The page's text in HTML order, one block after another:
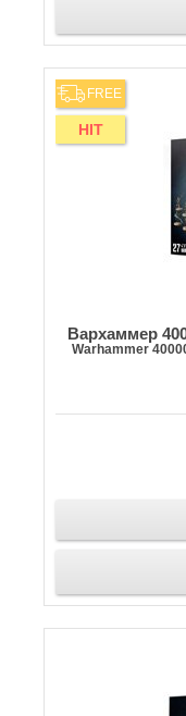
FREE
HIT
Вархаммер
Warhammer